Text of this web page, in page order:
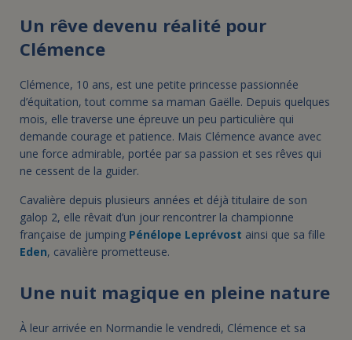
Un rêve devenu réalité pour
Clémence
Clémence, 10 ans, est une petite princesse passionnée
d’équitation, tout comme sa maman Gaëlle. Depuis quelques
mois, elle traverse une épreuve un peu particulière qui
demande courage et patience. Mais Clémence avance avec
une force admirable, portée par sa passion et ses rêves qui
ne cessent de la guider.
Cavalière depuis plusieurs années et déjà titulaire de son
galop 2, elle rêvait d’un jour rencontrer la championne
française de jumping Pénélope Leprévost ainsi que sa fille
Eden, cavalière prometteuse.
Une nuit magique en pleine nature
À leur arrivée en Normandie le vendredi, Clémence et sa